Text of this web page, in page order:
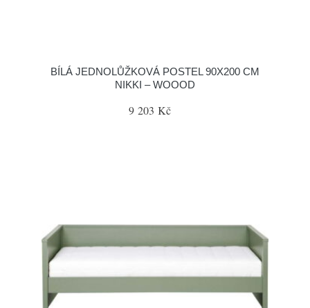
BÍLÁ JEDNOLŮŽKOVÁ POSTEL 90X200 CM
NIKKI – WOOOD
9 203 Kč